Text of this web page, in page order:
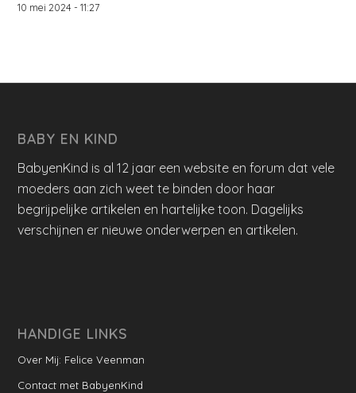
10 mei 2024 - 11:27
BABY EN KIND
BabyenKind is al 12 jaar een website en forum dat vele
moeders aan zich weet te binden door haar
begrijpelijke artikelen en hartelijke toon. Dagelijks
verschijnen er nieuwe onderwerpen en artikelen.
HANDIGE LINKS
Over Mij: Felice Veenman
Contact met BabyenKind